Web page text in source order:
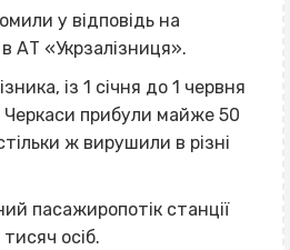
у відповідь на
АТ «Укрзалізниця».
із 1 січня до 1 червня
прибули майже 50
ж вирушили в різні
пасажиропотік станції
осіб.